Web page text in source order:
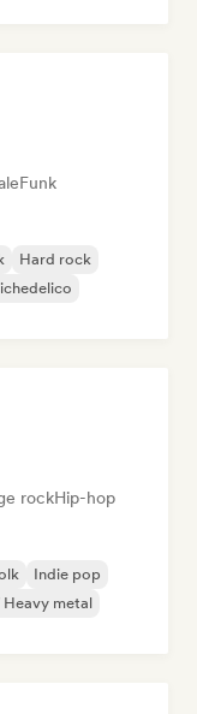
Funk
Hard rock
rockHip-hop
Indie pop
metal